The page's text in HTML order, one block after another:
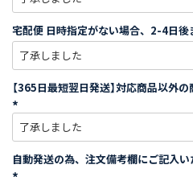
宅配便 日時指定がない場合、2-4日後
【365日最短翌日発送】対応商品以外
必
須
)
自動発送の為、注文備考欄にご記入い